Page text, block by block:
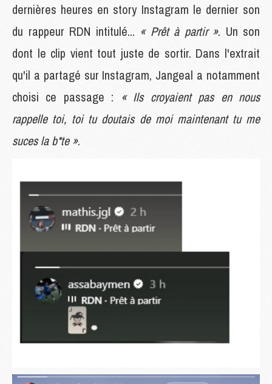
dernières heures en story Instagram le dernier son
du rappeur RDN intitulé... « Prêt à partir ». Un son
dont le clip vient tout juste de sortir. Dans l'extrait
qu'il a partagé sur Instagram, Jangeal a notamment
choisi ce passage : « Ils croyaient pas en nous
rappelle toi, toi tu doutais de moi maintenant tu me
suces la b*te ».